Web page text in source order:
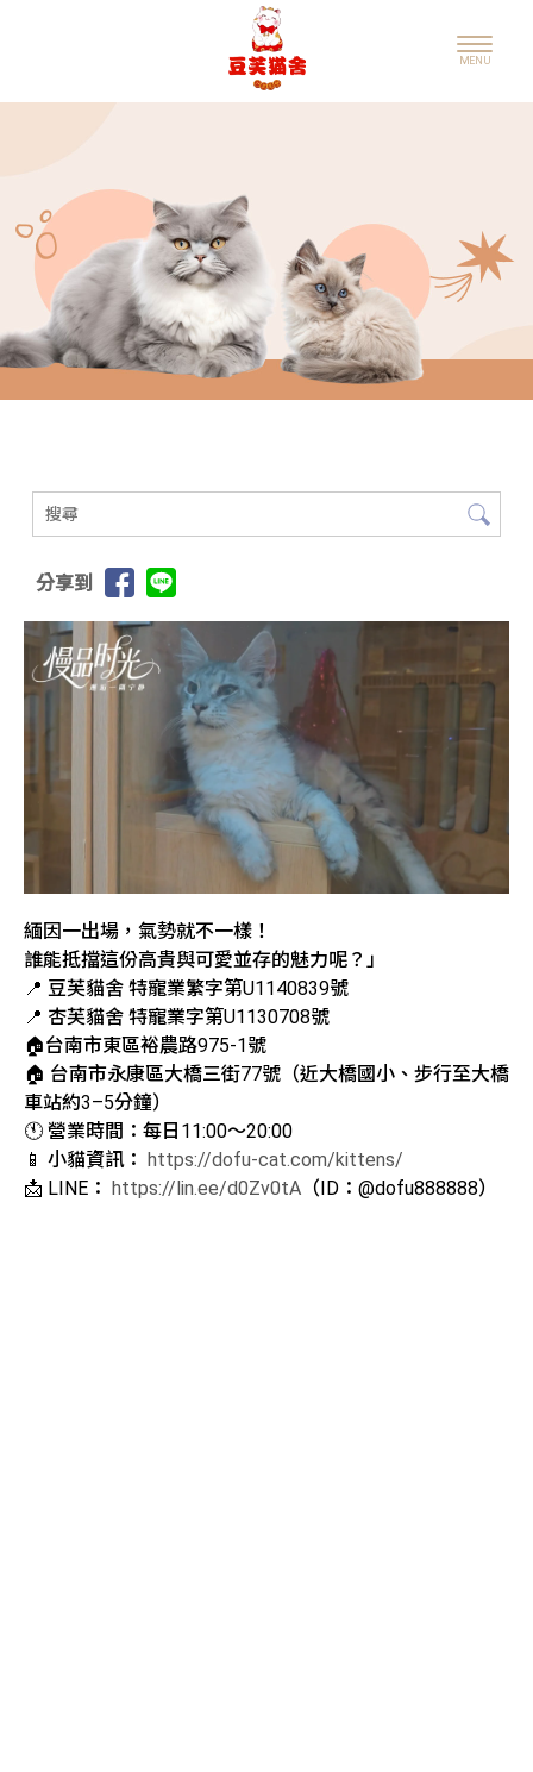
分享到
緬因一出場，氣勢就不一樣！
誰能抵擋這份高貴與可愛並存的魅力呢？」
📍 豆芙貓舍 特寵業繁字第U1140839號
📍 杏芙貓舍 特寵業字第U1130708號
🏠台南市東區裕農路975-1號
🏠 台南市永康區大橋三街77號（近大橋國小、步行至大橋
車站約3–5分鐘）
🕚 營業時間：每日11:00～20:00
📱 小貓資訊：
https://dofu-cat.com/kittens/
📩 LINE：
https://lin.ee/d0Zv0tA （ID：@dofu888888）